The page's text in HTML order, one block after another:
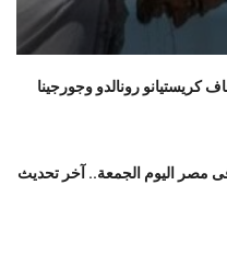
كريستيانو رونالدو وجورجينا
مصر اليوم الجمعة.. آخر تحديث